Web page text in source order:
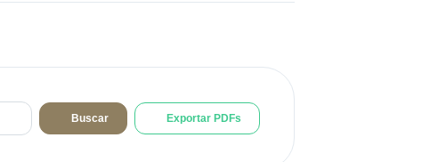
Buscar Exportar PDFs